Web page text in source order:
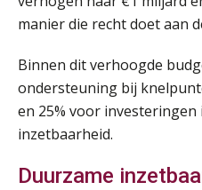
manier die recht doet aan
Binnen dit verhoogde
ondersteuning bij
en 25% voor investeringen
inzetbaarheid.
Duurzame